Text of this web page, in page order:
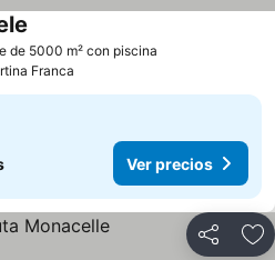
de 5000 m² con piscina
Franca
Ver precios
Compartir